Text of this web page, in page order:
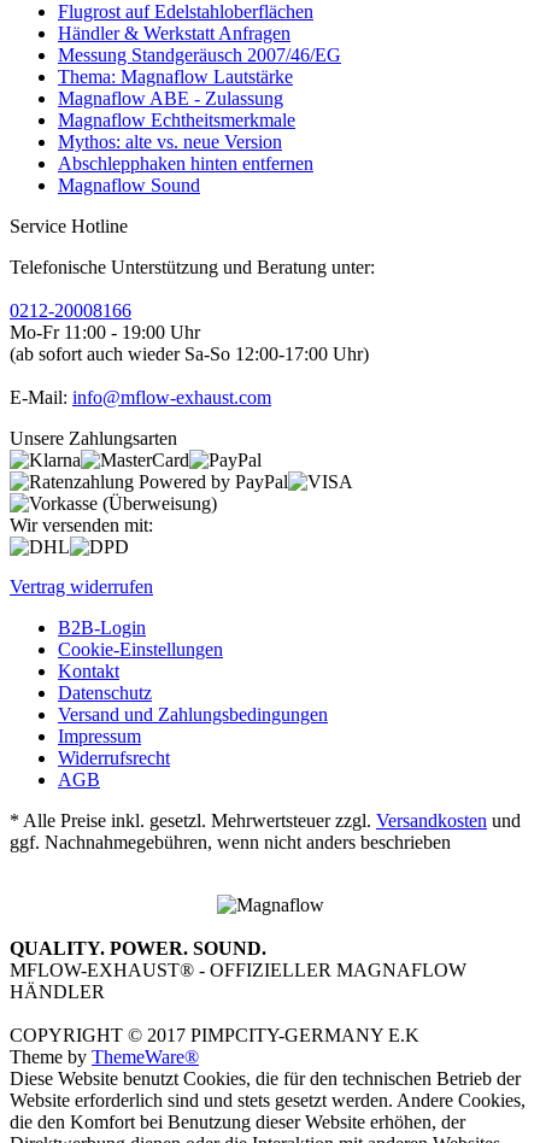
Flugrost auf Edelstahloberflächen
Händler & Werkstatt Anfragen
Messung Standgeräusch 2007/46/EG
Thema: Magnaflow Lautstärke
Magnaflow ABE - Zulassung
Magnaflow Echtheitsmerkmale
Mythos: alte vs. neue Version
Abschlepphaken hinten entfernen
Magnaflow Sound
Service Hotline
Telefonische Unterstützung und Beratung unter:
0212-20008166
Mo-Fr 11:00 - 19:00 Uhr
(ab sofort auch wieder Sa-So 12:00-17:00 Uhr)
E-Mail: info@mflow-exhaust.com
Unsere Zahlungsarten
Wir versenden mit:
Vertrag widerrufen
B2B-Login
Cookie-Einstellungen
Kontakt
Datenschutz
Versand und Zahlungsbedingungen
Impressum
Widerrufsrecht
AGB
* Alle Preise inkl. gesetzl. Mehrwertsteuer zzgl. Versandkosten und
ggf. Nachnahmegebühren, wenn nicht anders beschrieben
QUALITY. POWER. SOUND.
MFLOW-EXHAUST® - OFFIZIELLER MAGNAFLOW
HÄNDLER
COPYRIGHT © 2017 PIMPCITY-GERMANY E.K
Theme by ThemeWare®
Diese Website benutzt Cookies, die für den technischen Betrieb der
Website erforderlich sind und stets gesetzt werden. Andere Cookies,
die den Komfort bei Benutzung dieser Website erhöhen, der